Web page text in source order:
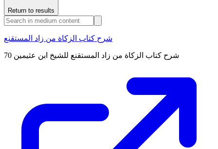
Return to results
شرح كتاب الزكاة من زاد المستقنع
شرح كتاب الزكاة من زاد المستقنع للشيخ ابن عثيمين 70